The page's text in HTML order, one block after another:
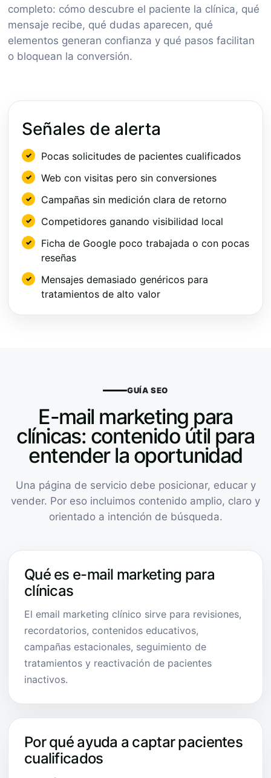
completo: cómo descubre el paciente la clínica, qué
mensaje recibe, qué dudas aparecen, qué
elementos generan confianza y qué pasos facilitan
o bloquean la conversión.
Señales de alerta
Pocas solicitudes de pacientes cualificados
Web con visitas pero sin conversiones
Campañas sin medición clara de retorno
Competidores ganando visibilidad local
Ficha de Google poco trabajada o con pocas
reseñas
Mensajes demasiado genéricos para
tratamientos de alto valor
GUÍA SEO
E-mail marketing para
clínicas: contenido útil para
entender la oportunidad
Una página de servicio debe posicionar, educar y
vender. Por eso incluimos contenido amplio, claro y
orientado a intención de búsqueda.
Qué es e-mail marketing para
clínicas
El email marketing clínico sirve para revisiones,
recordatorios, contenidos educativos,
campañas estacionales, seguimiento de
tratamientos y reactivación de pacientes
inactivos.
Por qué ayuda a captar pacientes
cualificados